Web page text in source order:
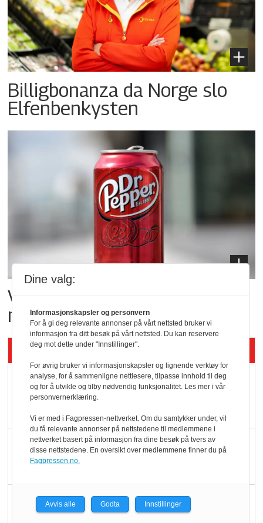
Billigbonanza da Norge slo
Elfenbenkysten
Vil vokse i brusmarkedet
med Dr Pepper
Siste artikler - KBS
Mat er viktigere enn
pris når elbilister
velger ladestopp
Ti bensinstasjoner
Potetball, kylling og 98
oktan
Dine valg:
Informasjonskapsler og personvern
For å gi deg relevante annonser på vårt nettsted bruker vi
informasjon fra ditt besøk på vårt nettsted. Du kan reservere
deg mot dette under "Innstillinger".
For øvrig bruker vi informasjonskapsler og lignende verktøy for
analyse, for å sammenligne nettlesere, tilpasse innhold til deg
og for å utvikle og tilby nødvendig funksjonalitet. Les mer i vår
personvernerklæring.
Vi er med i Fagpressen-nettverket. Om du samtykker under, vil
du få relevante annonser på nettstedene til medlemmene i
nettverket basert på informasjon fra dine besøk på tvers av
disse nettstedene. En oversikt over medlemmene finner du på
Fagpressen.no.
Avvis alle Godta Innstillinger